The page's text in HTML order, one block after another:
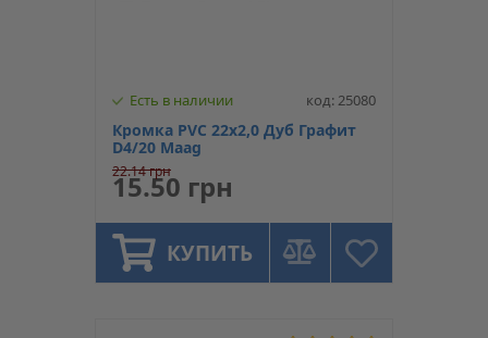
Есть в наличии код: 25080
Кромка PVC 22х2,0 Дуб Графит
D4/20 Maag
22.14 грн
15.50 грн
КУПИТЬ